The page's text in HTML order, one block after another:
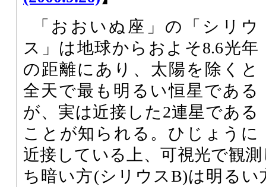
「おおいぬ座」の「シリウ
ス」は地球からおよそ8.6光年
の距離にあり、太陽を除くと
全天で最も明るい恒星である
が、実は近接した2連星である
ことが知られる。ひじょうに
近接している上、可視光で観
ち暗い方(シリウスB)は明る